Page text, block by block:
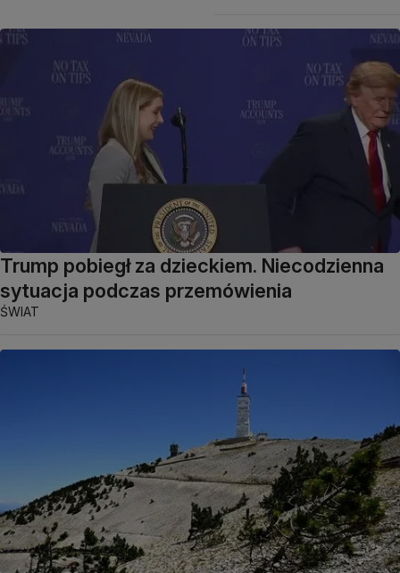
Trump pobiegł za dzieckiem. Niecodzienna
sytuacja podczas przemówienia
ŚWIAT